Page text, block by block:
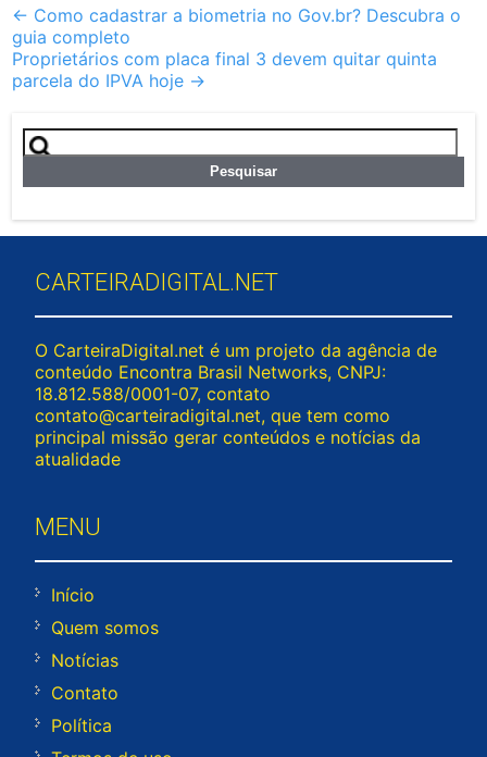
Post
navigation
← Como cadastrar a biometria no Gov.br? Descubra o
guia completo
Proprietários com placa final 3 devem quitar quinta
parcela do IPVA hoje →
Pesquisar
por:
CARTEIRADIGITAL.NET
O CarteiraDigital.net é um projeto da agência de
conteúdo Encontra Brasil Networks, CNPJ:
18.812.588/0001-07, contato
contato@carteiradigital.net, que tem como
principal missão gerar conteúdos e notícias da
atualidade
MENU
Início
Quem somos
Notícias
Contato
Política